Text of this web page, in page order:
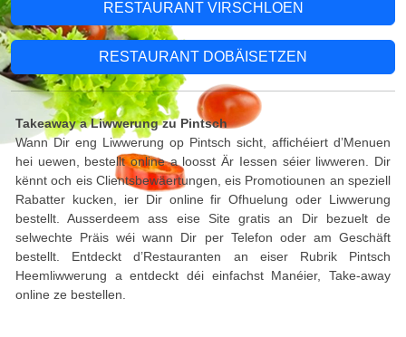
RESTAURANT VIRSCHLOEN
RESTAURANT DOBÄISETZEN
Takeaway a Liwwerung zu Pintsch
Wann Dir eng Liwwerung op Pintsch sicht, affichéiert d’Menuen
hei uewen, bestellt online a loosst Är Iessen séier liwweren. Dir
kënnt och eis Clientsbewäertungen, eis Promotiounen an speziell
Rabatter kucken, ier Dir online fir Ofhuelung oder Liwwerung
bestellt. Ausserdeem ass eise Site gratis an Dir bezuelt de
selwechte Präis wéi wann Dir per Telefon oder am Geschäft
bestellt. Entdeckt d’Restauranten an eiser Rubrik Pintsch
Heemliwwerung a entdeckt déi einfachst Manéier, Take-away
online ze bestellen.